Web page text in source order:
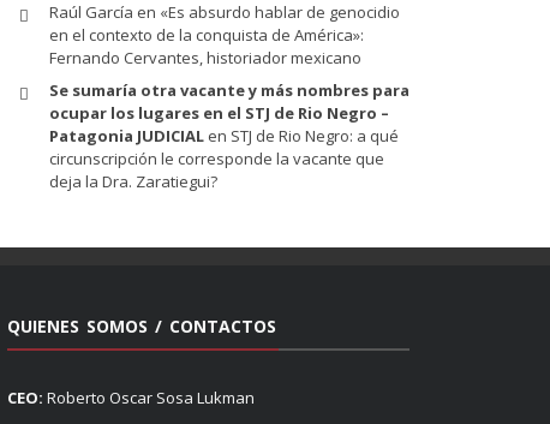
Raúl García en «Es absurdo hablar de genocidio
en el contexto de la conquista de América»:
Fernando Cervantes, historiador mexicano
Se sumaría otra vacante y más nombres para
ocupar los lugares en el STJ de Rio Negro –
Patagonia JUDICIAL en STJ de Rio Negro: a qué
circunscripción le corresponde la vacante que
deja la Dra. Zaratiegui?
QUIENES SOMOS / CONTACTOS
CEO: Roberto Oscar Sosa Lukman